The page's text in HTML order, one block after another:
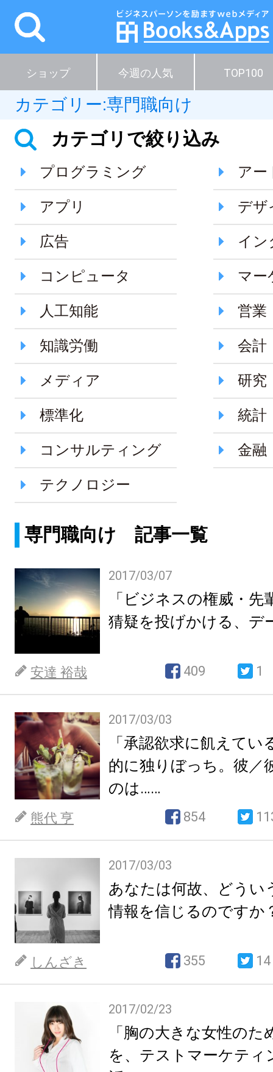
ショップ 今週の人気 TOP100
カテゴリー:専門職向け
カテゴリで絞り込み
プログラミング アー
アプリ デザ
広告 イン
コンピュータ マー
人工知能 営業
知識労働 会計
メディア 研究
標準化 統計
コンサルティング 金融
テクノロジー
専門職向け 記事一覧
2017/03/07
「ビジネスの権威・先
猜疑を投げかける、デ
安達 裕哉 409 1
2017/03/03
「承認欲求に飢えてい
的に独りぼっち。彼／
のは……
熊代 亨 854
2017/03/03
あなたは何故、どうい
情報を信じるのですか
しんざき 355 14
2017/02/23
「胸の大きな女性のた
を、テストマーケティ